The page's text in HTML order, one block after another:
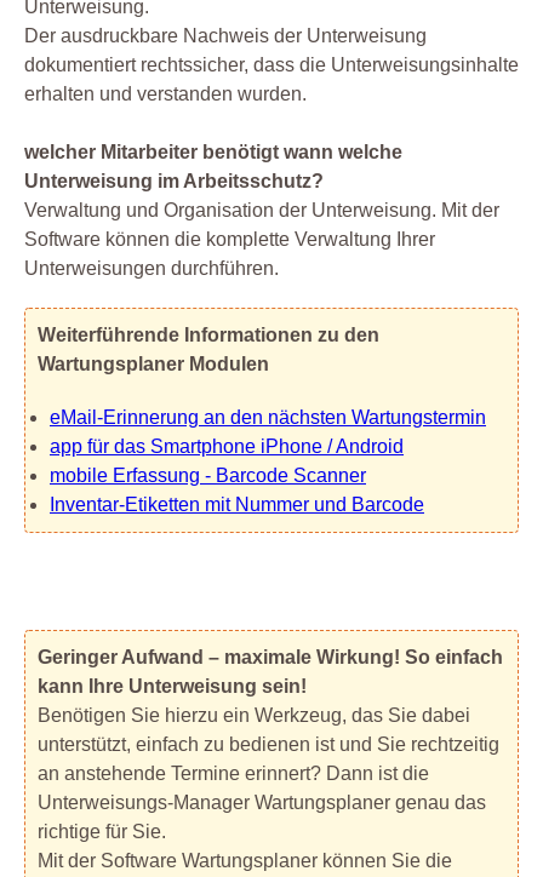
Unterweisung.
Der ausdruckbare Nachweis der Unterweisung
dokumentiert rechtssicher, dass die Unterweisungsinhalte
erhalten und verstanden wurden.
welcher Mitarbeiter benötigt wann welche
Unterweisung im Arbeitsschutz?
Verwaltung und Organisation der Unterweisung. Mit der
Software können die komplette Verwaltung Ihrer
Unterweisungen durchführen.
Weiterführende Informationen zu den
Wartungsplaner Modulen
eMail-Erinnerung an den nächsten Wartungstermin
app für das Smartphone iPhone / Android
mobile Erfassung - Barcode Scanner
Inventar-Etiketten mit Nummer und Barcode
Geringer Aufwand – maximale Wirkung! So einfach
kann Ihre Unterweisung sein!
Benötigen Sie hierzu ein Werkzeug, das Sie dabei
unterstützt, einfach zu bedienen ist und Sie rechtzeitig
an anstehende Termine erinnert? Dann ist die
Unterweisungs-Manager Wartungsplaner genau das
richtige für Sie.
Mit der Software Wartungsplaner können Sie die